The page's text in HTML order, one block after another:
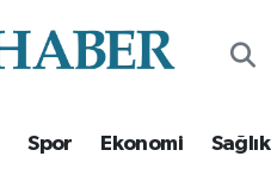
Spor Ekonomi Sağlık